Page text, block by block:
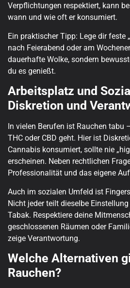
Verpflichtungen respektiert, kann
wann und wie oft er konsumiert.
Ein praktischer Tipp: Lege dir feste
nach Feierabend oder am
dauerhafte Wolke, sondern
du es genießt.
Arbeitsplatz und
Diskretion und
In vielen Berufen ist Rauchen tabu
THC oder CBD geht. Hier ist
Cannabis konsumiert, sollte nie
erscheinen. Neben rechtlichen
Professionalität und das eigene
Auch im sozialen Umfeld ist
Nicht jeder teilt dieselbe
Tabak. Respektiere deine
geschlossenen Räumen oder
zeige Verantwortung.
Welche Alternativen
Rauchen?